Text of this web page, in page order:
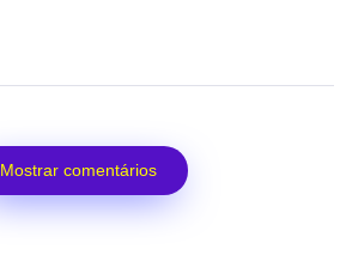
Mostrar comentários